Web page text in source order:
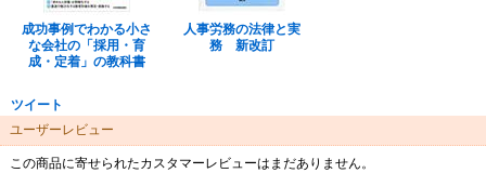
成功事例でわかる小さ
な会社の「採用・育
成・定着」の教科書
人事労務の法律と実
務 新改訂
ツイート
ユーザーレビュー
この商品に寄せられたカスタマーレビューはまだありません。